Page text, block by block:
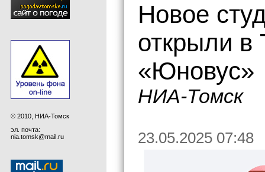
© 2010, НИА-Томск
эл. почта:
nia.tomsk@mail.ru
Новое
открыли в
«Юновус»
НИА-Томск
23.05.2025 07:48